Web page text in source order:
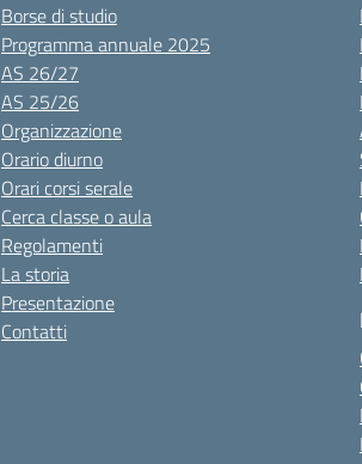
Borse di studio
Programma annuale 2025
AS 26/27
AS 25/26
Organizzazione
Orario diurno
Orari corsi serale
Cerca classe o aula
Regolamenti
La storia
Presentazione
Contatti